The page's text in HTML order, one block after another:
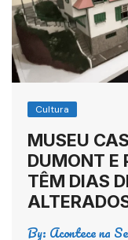
Cultura
MUSEU
DUMONT E
TÊM DIAS
By: Acontece na